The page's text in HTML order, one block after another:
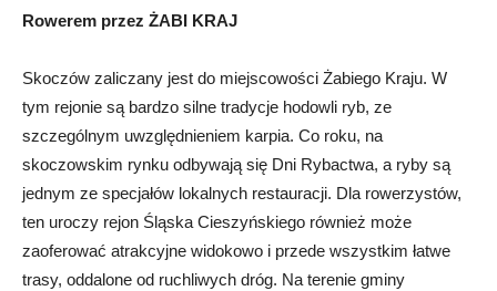
Rowerem przez ŻABI KRAJ
Skoczów zaliczany jest do miejscowości Żabiego Kraju. W
tym rejonie są bardzo silne tradycje hodowli ryb, ze
szczególnym uwzględnieniem karpia. Co roku, na
skoczowskim rynku odbywają się Dni Rybactwa, a ryby są
jednym ze specjałów lokalnych restauracji. Dla rowerzystów,
ten uroczy rejon Śląska Cieszyńskiego również może
zaoferować atrakcyjne widokowo i przede wszystkim łatwe
trasy, oddalone od ruchliwych dróg. Na terenie gminy